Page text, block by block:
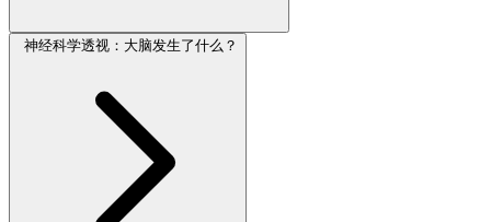
神经科学透视：大脑发生了什么？